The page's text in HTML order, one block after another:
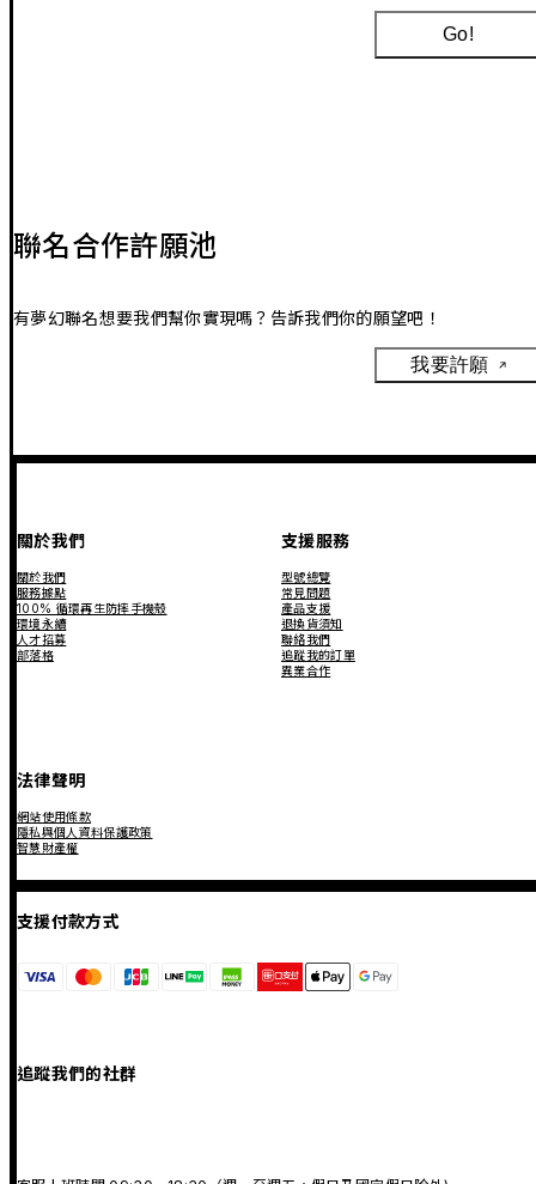
Go!
聯名合作許願池
有夢幻聯名想要我們幫你實現嗎？告訴我們你的願望吧！
我要許願
關於我們
關於我們
服務據點
100% 循環再生防摔手機殼
環境永續
人才招募
部落格
支援服務
型號總覽
常見問題
產品支援
退換貨須知
聯絡我們
追蹤我的訂單
異業合作
法律聲明
網站使用條款
隱私與個人資料保護政策
智慧財產權
支援付款方式
追蹤我們的社群